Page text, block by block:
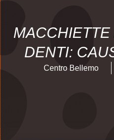
DENTI:
Centro Bellemo